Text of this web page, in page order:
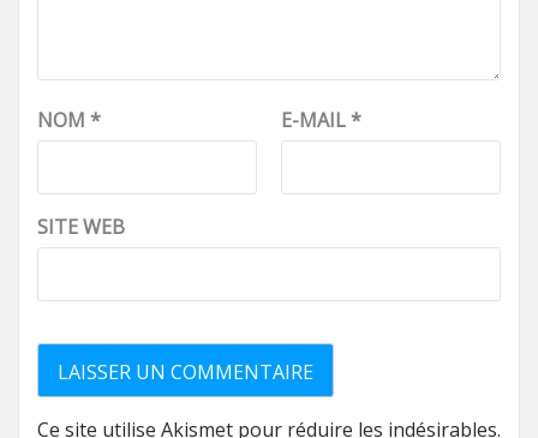
NOM * E-MAIL*
SITE WEB
Ce site utilise Akismet pour réduire les indésirables.